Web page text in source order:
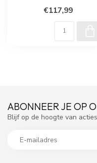
€117,99
ABONNEER JE OP
Blijf op de hoogte van